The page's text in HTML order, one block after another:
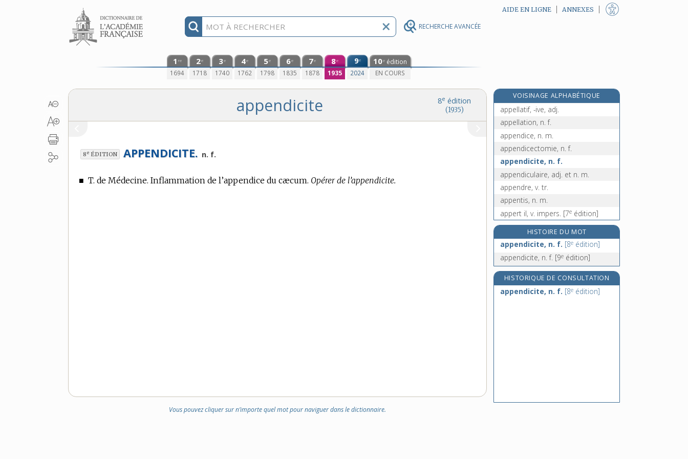
RECHERCHE AVANCÉE
Aller au contenu AIDE EN LIGNE ANNEXES
1 re
1694
2e
1718
3e
1740
4e
1762
5e
1798
6e
1835
7e
1878
8e
1935
9e
2024
10e édition
EN COURS
8e édition
(1935)
appendicite
8e ÉDITION APPENDICITE. n. f.
■ T. de Médecine. Inflammation de l’appendice du cæcum. Opérer de l’appendicite.
Vous pouvez cliquer sur n’importe quel mot pour naviguer dans le dictionnaire.
VOISINAGE ALPHABÉTIQUE
appeler, v. tr.
appellatif, -ive, adj.
appellation, n. f.
appendice, n. m.
appendicectomie, n. f.
appendicite, n. f.
appendiculaire, adj. et n. m.
appendre, v. tr.
appentis, n. m.
appert il, v. impers. [7e édition]
appertisation, n. f.
appertiser, v. tr.
appesantir, v. tr. et pron.
appesantissement, n. m.
appétence, n. f.
HISTOIRE DU MOT
appendicite, n. f. [8e édition]
appendicite, n. f. [9e édition]
HISTORIQUE DE CONSULTATION
appendicite, n. f. [8e édition]